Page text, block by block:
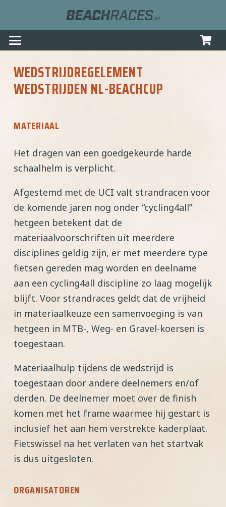
WEDSTRIJDREGELEMENT
WEDSTRIJDEN NL-BEACHCUP
MATERIAAL
Het dragen van een goedgekeurde harde
schaalhelm is verplicht.
Afgestemd met de UCI valt strandracen voor
de komende jaren nog onder “cycling4all”
hetgeen betekent dat de
materiaalvoorschriften uit meerdere
disciplines geldig zijn, er met meerdere type
fietsen gereden mag worden en deelname
aan een cycling4all discipline zo laag mogelijk
blijft. Voor strandraces geldt dat de vrijheid
in materiaalkeuze een samenvoeging is van
hetgeen in MTB-, Weg- en Gravel-koersen is
toegestaan.
Materiaalhulp tijdens de wedstrijd is
toegestaan door andere deelnemers en/of
derden. De deelnemer moet over de finish
komen met het frame waarmee hij gestart is
inclusief het aan hem verstrekte kaderplaat.
Fietswissel na het verlaten van het startvak
is dus uitgesloten.
ORGANISATOREN